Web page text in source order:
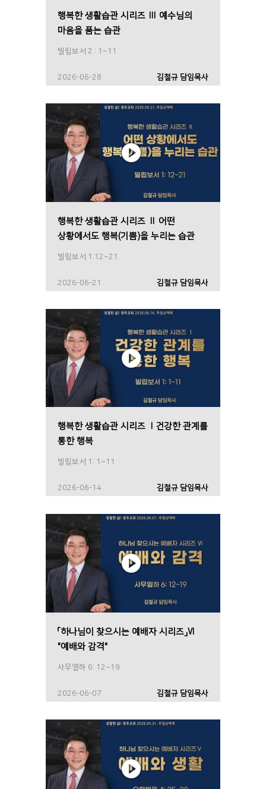
행복한 생활습관 시리즈 Ⅲ 예수님의
마음을 품는 습관
빌립보서 2 : 1~11
2026-06-28 김철규 담임목사
행복한 생활습관 시리즈 Ⅱ 어떤
상황에서도 행복(기쁨)을 누리는 습관
빌립보서 1:12~21
2026-06-21 김철규 담임목사
행복한 생활습관 시리즈 Ⅰ건강한 관계를
통한 행복
빌립보서 1: 1~11
2026-06-14 김철규 담임목사
「하나님이 찾으시는 예배자 시리즈」Ⅵ
"예배와 감격"
사무엘하 6: 12~19
2026-06-07 김철규 담임목사